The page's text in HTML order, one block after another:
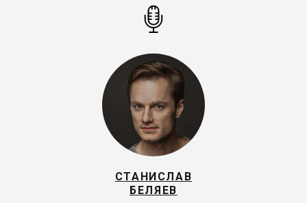
СТАНИСЛАВ
БЕЛЯЕВ